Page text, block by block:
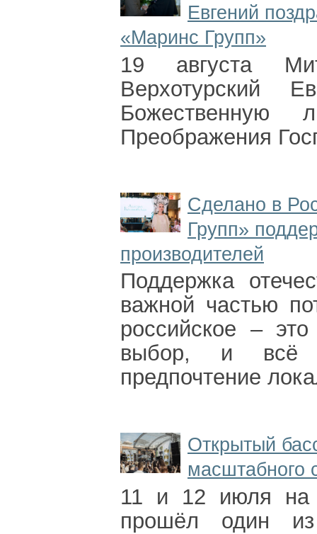
Евгений
«Маринс Групп»
19 августа
Верхотурский
Преображения
Сделано в
Групп»
производителей
Поддержка
важной частью
российское –
выбор, и всё
предпочтение
Открытый
масштабного
11 и 12 июля на
прошёл один